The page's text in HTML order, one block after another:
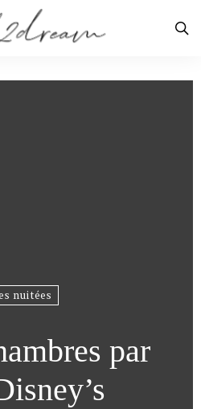
nuitées
par